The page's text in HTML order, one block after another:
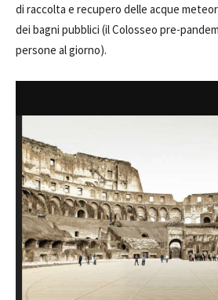
di raccolta e recupero delle acque
dei bagni pubblici (il Colosseo pre-
persone al giorno).